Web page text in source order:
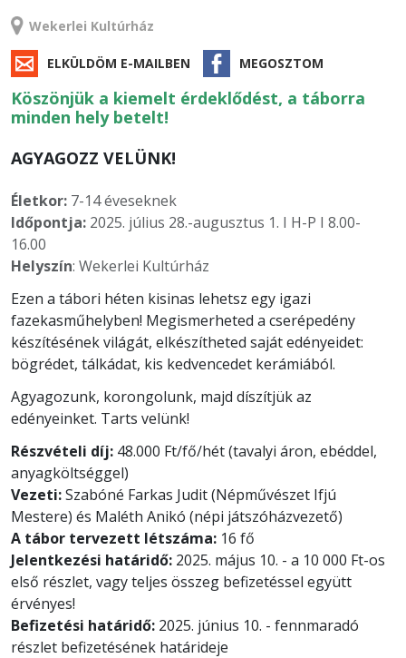
Wekerlei Kultúrház
ELKÜLDÖM E-MAILBEN MEGOSZTOM
Köszönjük a kiemelt érdeklődést, a táborra
minden hely betelt!
AGYAGOZZ VELÜNK!
Életkor: 7-14 éveseknek
Időpontja: 2025. július 28.-augusztus 1. I H-P I 8.00-
16.00
Helyszín: Wekerlei Kultúrház
Ezen a tábori héten kisinas lehetsz egy igazi
fazekasműhelyben! Megismerheted a cserépedény
készítésének világát, elkészítheted saját edényeidet:
bögrédet, tálkádat, kis kedvencedet kerámiából.
Agyagozunk, korongolunk, majd díszítjük az
edényeinket. Tarts velünk!
Részvételi díj: 48.000 Ft/fő/hét (tavalyi áron, ebéddel,
anyagköltséggel)
Vezeti:Szabóné Farkas Judit (Népművészet Ifjú
Mestere) és Maléth Anikó (népi játszóházvezető)
A tábor tervezett létszáma: 16 fő
Jelentkezési határidő: 2025. május 10. - a 10 000 Ft-os
első részlet, vagy teljes összeg befizetéssel együtt
érvényes!
Befizetési határidő: 2025. június 10. - fennmaradó
részlet befizetésének határideje